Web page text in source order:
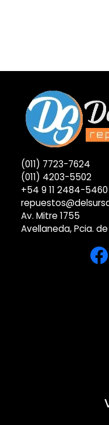
(011) 7723-7624
(011) 4203-5502
+54 9 11 2484-5460
Av. Mitre 1755
Avellaneda, Pcia.